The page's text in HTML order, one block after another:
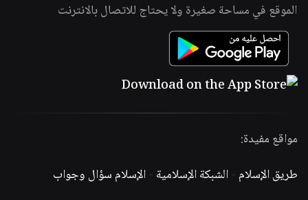
الموقع في مساحة صغيرة ولا يحتاج للاتصال بالانترنت
مواقع مفيدة:
طريق الإسلام -الشبكة الإسلامية -الإسلام سؤال وجواب